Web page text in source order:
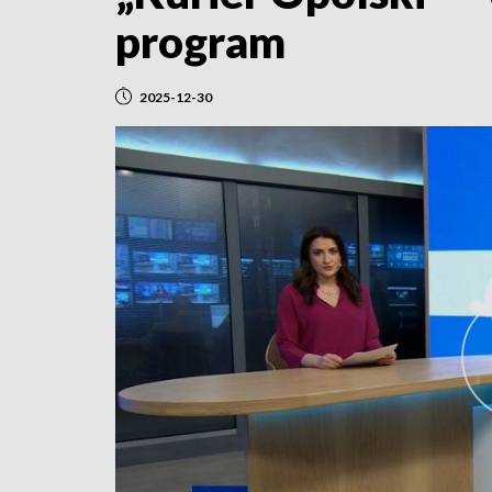
program
2025-12-30